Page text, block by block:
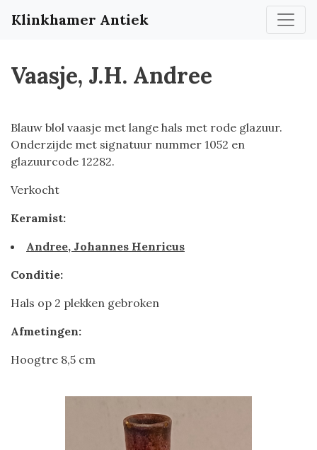
Klinkhamer Antiek
Vaasje, J.H. Andree
Blauw blol vaasje met lange hals met rode glazuur.
Onderzijde met signatuur nummer 1052 en
glazuurcode 12282.
Verkocht
Keramist:
Andree, Johannes Henricus
Conditie:
Hals op 2 plekken gebroken
Afmetingen:
Hoogtre 8,5 cm